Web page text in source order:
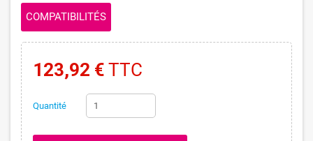
COMPATIBILITÉS
123,92 € TTC
Quantité